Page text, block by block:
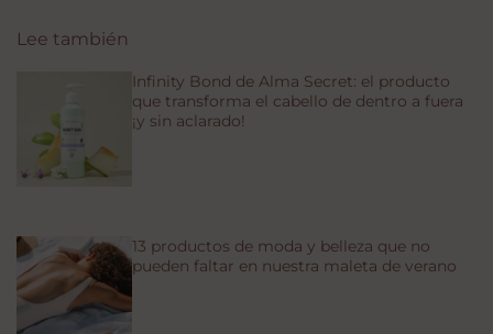
Lee también
Infinity Bond de Alma Secret: el producto
que transforma el cabello de dentro a fuera
¡y sin aclarado!
13 productos de moda y belleza que no
pueden faltar en nuestra maleta de verano